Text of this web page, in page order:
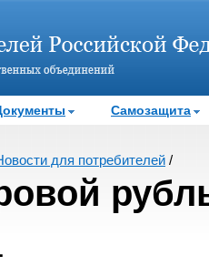
Самозащита
для потребителей /